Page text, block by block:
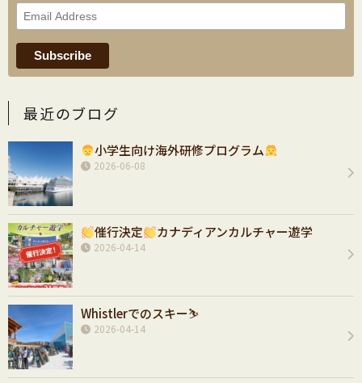
最近のブログ
小学生向け海外研修プログラム
2026-06-08
催行決定 カナディアンカルチャー遊学
2026-04-14
Whistlerでのスキー⛷️
2026-04-14